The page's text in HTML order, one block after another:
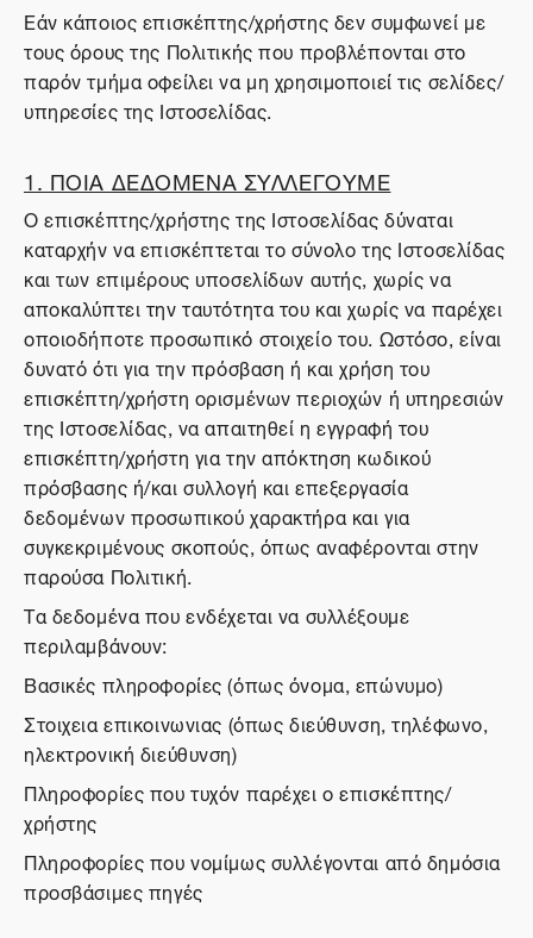
Εάν κάποιος επισκέπτης/χρήστης δεν συμφωνεί με
τους όρους της Πολιτικής που προβλέπονται στο
παρόν τμήμα οφείλει να μη χρησιμοποιεί τις σελίδες/
υπηρεσίες της Ιστοσελίδας.
1. ΠΟΙΑ ΔΕΔΟΜΕΝΑ ΣΥΛΛΕΓΟΥΜΕ
Ο επισκέπτης/χρήστης της Ιστοσελίδας δύναται
καταρχήν να επισκέπτεται το σύνολο της Ιστοσελίδας
και των επιμέρους υποσελίδων αυτής, χωρίς να
αποκαλύπτει την ταυτότητα του και χωρίς να παρέχει
οποιοδήποτε προσωπικό στοιχείο του. Ωστόσο, είναι
δυνατό ότι για την πρόσβαση ή και χρήση του
επισκέπτη/χρήστη ορισμένων περιοχών ή υπηρεσιών
της Ιστοσελίδας, να απαιτηθεί η εγγραφή του
επισκέπτη/χρήστη για την απόκτηση κωδικού
πρόσβασης ή/και συλλογή και επεξεργασία
δεδομένων προσωπικού χαρακτήρα και για
συγκεκριμένους σκοπούς, όπως αναφέρονται στην
παρούσα Πολιτική.
Τα δεδομένα που ενδέχεται να συλλέξουμε
περιλαμβάνουν:
Βασικές πληροφορίες (όπως όνομα, επώνυμο)
Στοιχεια επικοινωνιας (όπως διεύθυνση, τηλέφωνο,
ηλεκτρονική διεύθυνση)
Πληροφορίες που τυχόν παρέχει ο επισκέπτης/
χρήστης
Πληροφορίες που νομίμως συλλέγονται από δημόσια
προσβάσιμες πηγές